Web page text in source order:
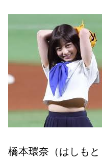
橋本環奈（はしも